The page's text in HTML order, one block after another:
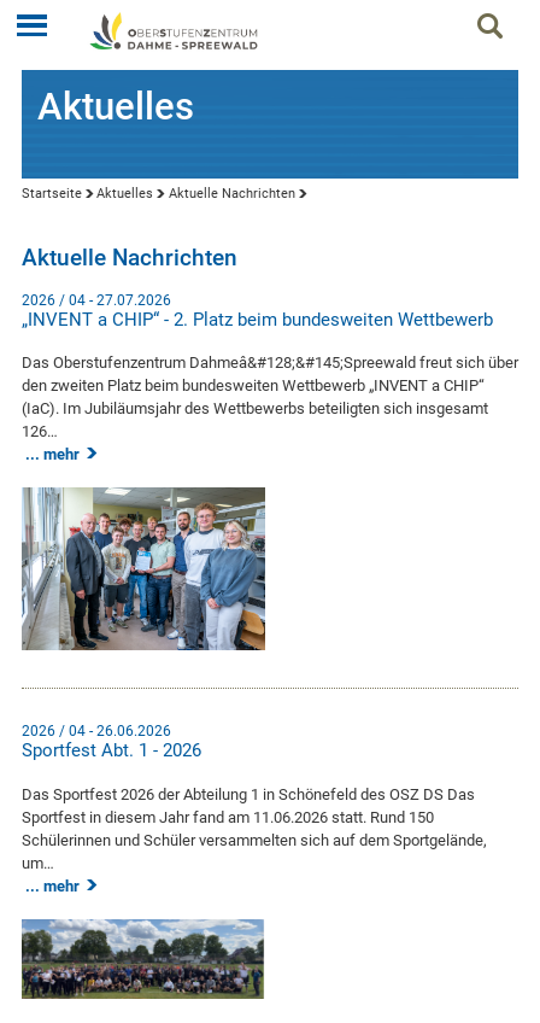
Aktuelles
Startseite Aktuelles Aktuelle Nachrichten
Aktuelle Nachrichten
2026 / 04 - 27.07.2026
„INVENT a CHIP“ - 2. Platz beim bundesweiten Wettbewerb
Das Oberstufenzentrum Dahmeâ&#128;&#145;Spreewald freut sich über
den zweiten Platz beim bundesweiten Wettbewerb „INVENT a CHIP“
(IaC). Im Jubiläumsjahr des Wettbewerbs beteiligten sich insgesamt
126…
mehr
2026 / 04 - 26.06.2026
Sportfest Abt. 1 - 2026
Das Sportfest 2026 der Abteilung 1 in Schönefeld des OSZ DS Das
Sportfest in diesem Jahr fand am 11.06.2026 statt. Rund 150
Schülerinnen und Schüler versammelten sich auf dem Sportgelände,
um…
mehr